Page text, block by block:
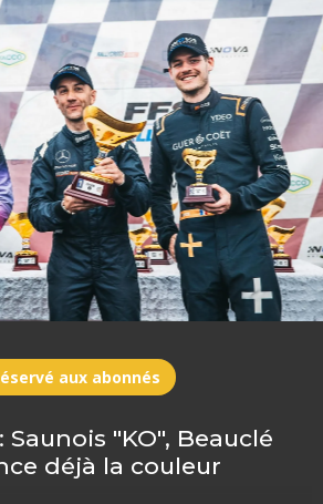
aux abonnés
Saunois "KO", Beauclé
déjà la couleur